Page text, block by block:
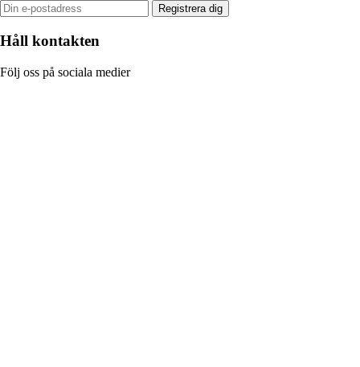
Registrera dig
Håll kontakten
Följ oss på sociala medier